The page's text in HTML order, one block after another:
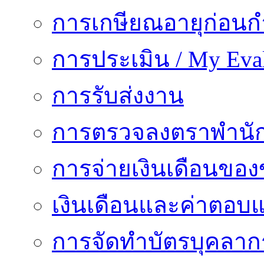
การเกษียณอายุก่อน
การประเมิน / My
การรับส่งงาน
การตรวจลงตราพำ
การจ่ายเงินเดือนขอ
เงินเดือนและค่าตอบ
การจัดทำบัตรบุคลา